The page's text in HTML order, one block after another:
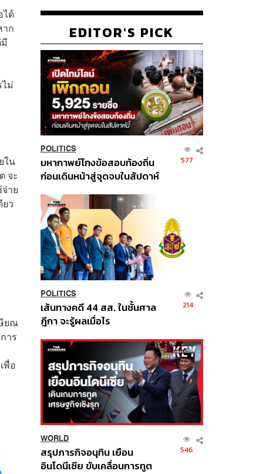
ได้
ก
ม่
ใน
จะ
าย
ว
ยณ
าร
พื่อ
EDITOR'S PICK
POLITICS
มหากาพย์โกงข้อสอบท้องถิ่น
ก่อนเดินหน้าสู่จุดจบในสัปดาห์
577
POLITICS
เส้นทางคดี 44 สส. ในชั้นศาล
ฎีกา จะรู้ผลเมื่อไร
214
WORLD
สรุปภารกิจอนุทิน เยือน
อินโดนีเซีย ขับเคลื่อนการทูต
546